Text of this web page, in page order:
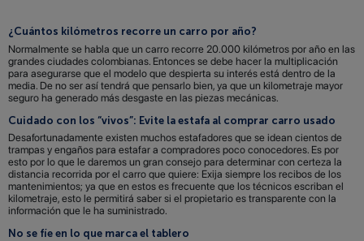
¿Cuántos kilómetros recorre un carro por año?
Normalmente se habla que un carro recorre 20.000 kilómetros por año en las
grandes ciudades colombianas. Entonces se debe hacer la multiplicación
para asegurarse que el modelo que despierta su interés está dentro de la
media. De no ser así tendrá que pensarlo bien, ya que un kilometraje mayor
seguro ha generado más desgaste en las piezas mecánicas.
Cuidado con los “vivos”: Evite la estafa al comprar carro usado
Desafortunadamente existen muchos estafadores que se idean cientos de
trampas y engaños para estafar a compradores poco conocedores. Es por
esto por lo que le daremos un gran consejo para determinar con certeza la
distancia recorrida por el carro que quiere: Exija siempre los recibos de los
mantenimientos; ya que en estos es frecuente que los técnicos escriban el
kilometraje, esto le permitirá saber si el propietario es transparente con la
información que le ha suministrado.
No se fíe en lo que marca el tablero